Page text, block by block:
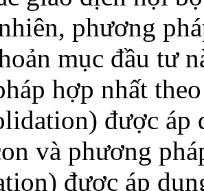
phương
mục đầu tư
hợp nhất
được áp
và phương
được áp